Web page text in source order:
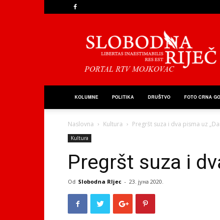
Riječ
KOLUMNE POLITIKA DRUŠTVO FOTO CRNA
Naslovna Kultura Pregršt suza i dva pisma uz
Kultura
Pregršt suza i
Od Slobodna RIjec - 23. јуна 2020.